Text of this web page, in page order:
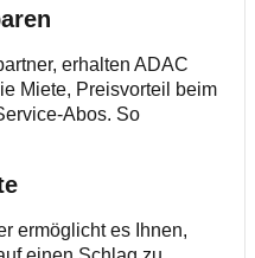
erhalten ADAC
Miete, Preisvorteil beim
Abos. So
ermöglicht es Ihnen,